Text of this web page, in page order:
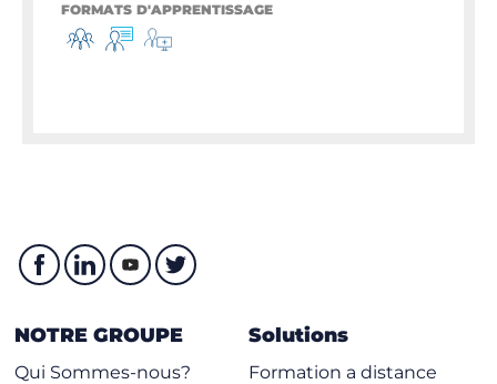
FORMATS D'APPRENTISSAGE
NOTRE GROUPE
Qui Sommes-nous?
Solutions
Formation a distance